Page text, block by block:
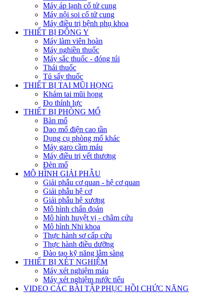
Máy áp lạnh cổ tử cung
Máy nội soi cổ tử cung
Máy điều trị bệnh phụ khoa
THIẾT BỊ ĐÔNG Y
Máy làm viên hoàn
Máy nghiền thuốc
Máy sắc thuốc - đóng túi
Thái thuốc
Tủ sấy thuốc
THIẾT BỊ TAI MŨI HỌNG
Khám tai mũi họng
Đo thính lực
THIẾT BỊ PHÒNG MỔ
Bàn mổ
Dao mổ điện cao tần
Dụng cụ phòng mổ khác
Máy garo cầm máu
Máy điều trị vết thương
Đèn mổ
MÔ HÌNH GIẢI PHẪU
Giải phẫu cơ quan - hệ cơ quan
Giải phẫu hệ cơ
Giải phẫu hệ xương
Mô hình chẩn đoán
Mô hình huyệt vị - châm cứu
Mô hình Nhi khoa
Thực hành sơ cấp cứu
Thực hành điều dưỡng
Đào tạo kỹ năng lâm sàng
THIẾT BỊ XÉT NGHIỆM
Máy xét nghiệm máu
Máy xét nghiệm nước tiểu
VIDEO CÁC BÀI TẬP PHỤC HỒI CHỨC NĂNG